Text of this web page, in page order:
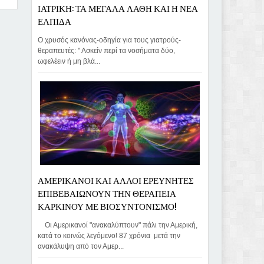
ΙΑΤΡΙΚΗ: ΤΑ ΜΕΓΑΛΑ ΛΑΘΗ ΚΑΙ Η ΝΕΑ
ΕΛΠΙΔΑ
Ο χρυσός κανόνας-οδηγία για τους γιατρούς-
θεραπευτές: " Ασκείν περί τα νοσήματα δύο,
ωφελέειν ή μη βλά...
ΑΜΕΡΙΚΑΝΟΙ ΚΑΙ ΑΛΛΟΙ ΕΡΕΥΝΗΤΕΣ
ΕΠΙΒΕΒΑΙΩΝΟΥΝ ΤΗΝ ΘΕΡΑΠΕΙΑ
ΚΑΡΚΙΝΟΥ ΜΕ ΒΙΟΣΥΝΤΟΝΙΣΜΟ!
Οι Αμερικανοί "ανακαλύπτουν" πάλι την Αμερική,
κατά το κοινώς λεγόμενο! 87 χρόνια μετά την
ανακάλυψη από τον Αμερ...